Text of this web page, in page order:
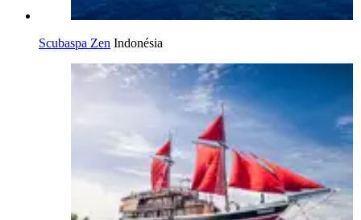
Scubaspa Zen Indonésia